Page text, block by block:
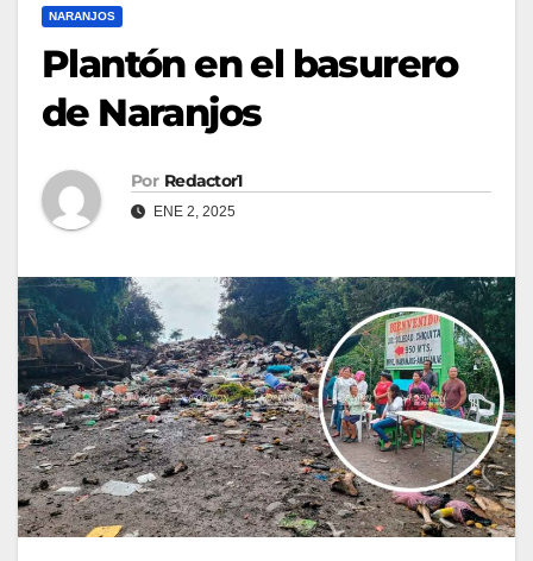
NARANJOS
Plantón en el basurero
de Naranjos
Por Redactor1
ENE 2, 2025